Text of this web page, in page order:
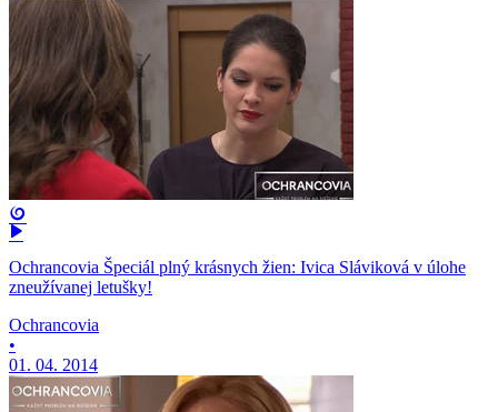
Ochrancovia Špeciál plný krásnych žien: Ivica Sláviková v úlohe
zneužívanej letušky!
Ochrancovia
•
01. 04. 2014